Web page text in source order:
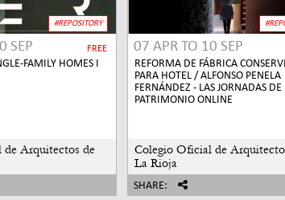
SEP FREE
FAMILY HOMES I
Arquitectos de
#REPOSITORY
07 APR TO 10 SEP
REFORMA DE FÁBRICA
PARA HOTEL / ALFONSO PENELA
FERNÁNDEZ - LAS JORNADAS DE
PATRIMONIO ONLINE
Colegio Oficial de
La Rioja
SHARE: